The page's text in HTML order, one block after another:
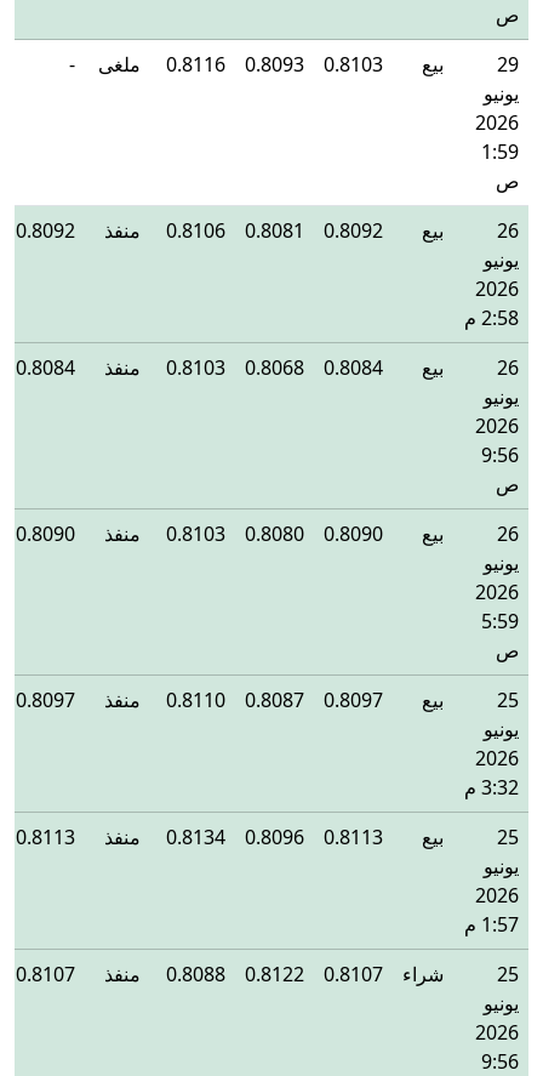
ص
29
يونيو
2026
1:59
ص
بيع 0.8103
0.8093
0.8116 ملغى -
26
يونيو
2026
2:58 م
بيع 0.8092
0.8081
0.8106 منفذ 0.8092
26
يونيو
2026
9:56
ص
بيع 0.8084
0.8068
0.8103 منفذ 0.8084
26
يونيو
2026
5:59
ص
بيع 0.8090
0.8080
0.8103 منفذ 0.8090
25
يونيو
2026
3:32 م
بيع 0.8097
0.8087
0.8110 منفذ 0.8097
25
يونيو
2026
1:57 م
بيع 0.8113
0.8096
0.8134 منفذ 0.8113
25
يونيو
2026
9:56
شراء 0.8107
0.8122
0.8088 منفذ 0.8107